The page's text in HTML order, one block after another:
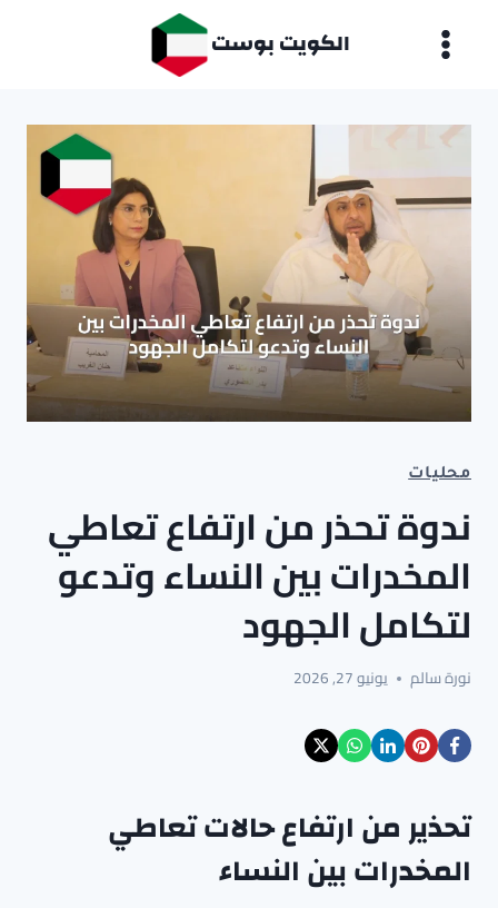
الكويت بوست
محليات
ندوة تحذر من ارتفاع تعاطي
المخدرات بين النساء وتدعو
لتكامل الجهود
نورة سالم يونيو 27, 2026
تحذير من ارتفاع حالات تعاطي
المخدرات بين النساء